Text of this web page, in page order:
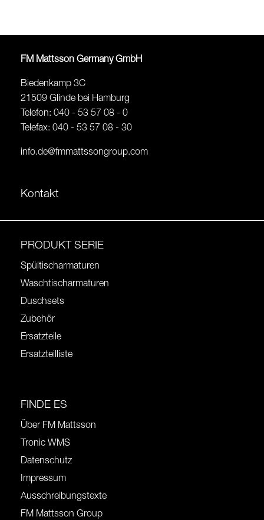
FM Mattsson Germany GmbH
Biedenkamp 3C
21509 Glinde bei Hamburg
Telefon: 040 - 53 57 08 - 0
Telefax: 040 - 53 57 08 - 30
info.de@fmmattssongroup.com
Kontakt
PRODUKT SERIE
Spültischarmaturen
Waschtischarmaturen
Duschsets
Zubehör
Ersatzteile
Ersatzteilliste
FINDE ES
Über FM Mattsson
Tronic WMS
Datenschutz
Impressum
Ausschreibungstexte
FM Mattsson Group